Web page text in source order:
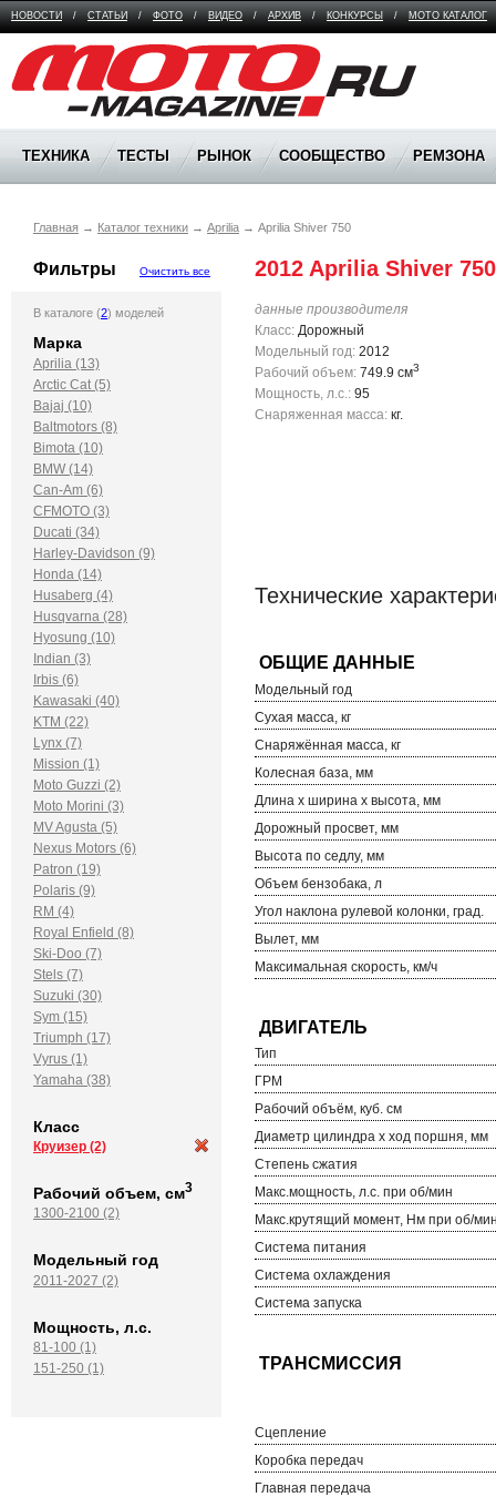
НОВОСТИ / СТАТЬИ / ФОТО / ВИДЕО / АРХИВ / КОНКУРСЫ / МОТО КАТАЛОГ
Moto Magazine
ТЕХНИКА ТЕСТЫ РЫНОК СООБЩЕСТВО РЕМЗОНА
Главная → Каталог техники → Aprilia → Aprilia Shiver 750
Фильтры Очистить все
В каталоге (2) моделей
Марка
Aprilia (13)
Arctic Cat (5)
Bajaj (10)
Baltmotors (8)
Bimota (10)
BMW (14)
Can-Am (6)
CFMOTO (3)
Ducati (34)
Harley-Davidson (9)
Honda (14)
Husaberg (4)
Husqvarna (28)
Hyosung (10)
Indian (3)
Irbis (6)
Kawasaki (40)
KTM (22)
Lynx (7)
Mission (1)
Moto Guzzi (2)
Moto Morini (3)
MV Agusta (5)
Nexus Motors (6)
Patron (19)
Polaris (9)
RM (4)
Royal Enfield (8)
Ski-Doo (7)
Stels (7)
Suzuki (30)
Sym (15)
Triumph (17)
Vyrus (1)
Yamaha (38)
Класс
Круизер (2)
Рабочий объем, см3
1300-2100 (2)
Модельный год
2011-2027 (2)
Мощность, л.с.
81-100 (1)
151-250 (1)
2012 Aprilia Shiver 750
данные производителя
Класс: Дорожный
Модельный год: 2012
Рабочий объем: 749.9 см3
Мощность, л.с.: 95
Снаряженная масса: кг.
Технические
Модельный год
Сухая масса, кг
Снаряжённая масса, кг
Колесная база, мм
Длина х ширина х высота, мм
Дорожный просвет, мм
Высота по седлу, мм
Объем бензобака, л
Угол наклона рулевой колонки, град.
Вылет, мм
Максимальная скорость, км/ч
Тип
ГРМ
Рабочий объём, куб. см
Диаметр цилиндра х ход поршня, мм
Степень сжатия
Макс.мощность, л.с. при об/мин
Макс.крутящий момент, Нм при об/
Система питания
Система охлаждения
Система запуска
Сцепление
Коробка передач
Главная передача